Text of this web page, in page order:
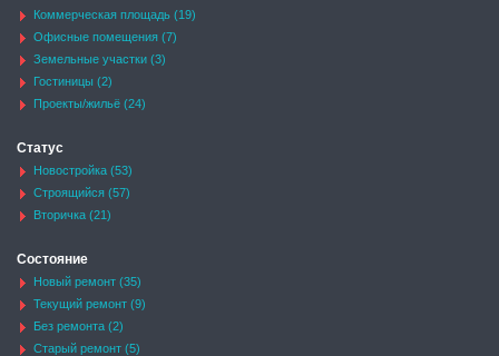
Коммерческая площадь (19)
Офисные помещения (7)
Земельные участки (3)
Гостиницы (2)
Проекты/жильё (24)
Статус
Новостройка (53)
Строящийся (57)
Вторичка (21)
Состояние
Новый ремонт (35)
Текущий ремонт (9)
Без ремонта (2)
Старый ремонт (5)